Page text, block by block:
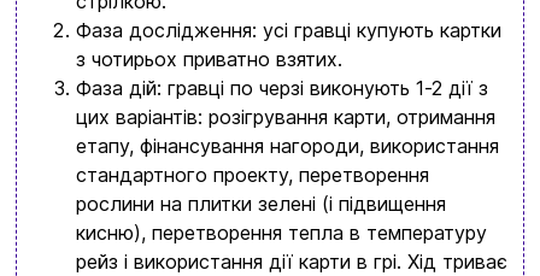
Фаза дослідження: усі гравці купують картки
з чотирьох приватно взятих.
Фаза дій: гравці по черзі виконують 1-2 дії з
цих варіантів: розігрування карти, отримання
етапу, фінансування нагороди, використання
стандартного проекту, перетворення
рослини на плитки зелені (і підвищення
кисню), перетворення тепла в температуру
рейз і використання дії карти в грі. Хід триває